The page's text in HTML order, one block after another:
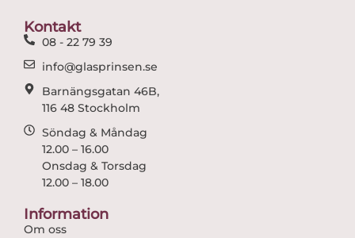
Kontakt
08 - 22 79 39
info@glasprinsen.se
Barnängsgatan 46B,
116 48 Stockholm
Söndag & Måndag
12.00 – 16.00
Onsdag & Torsdag
12.00 – 18.00
Information
Om oss